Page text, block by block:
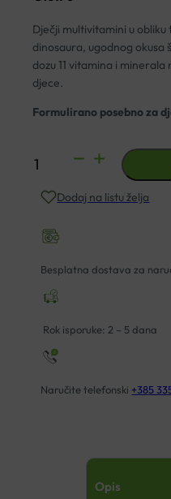
Dječji multivitamini u
dinosaura, ugodnog okusa
dozu 11 vitamina i
djece.
Formulirano posebno za
MULTISAURUS
A60
količina
Dodaj na listu želja
Besplatna dostava za
Rok isporuke: 2 – 5 dana
Naručite telefonski +385
Opis